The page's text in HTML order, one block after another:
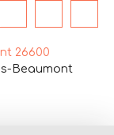
26600
Beaumont